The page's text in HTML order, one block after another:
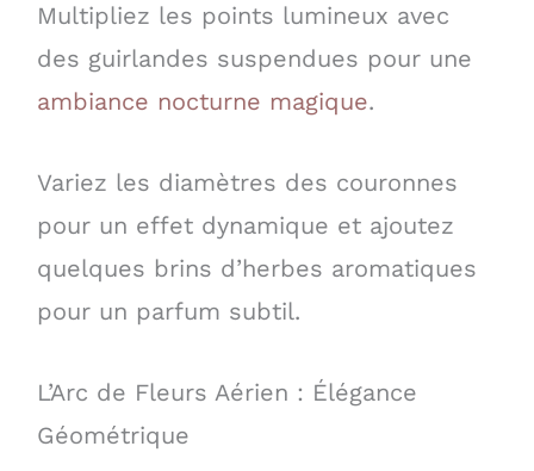
Multipliez les points lumineux avec
des guirlandes suspendues pour une
ambiance nocturne magique.
Variez les diamètres des couronnes
pour un effet dynamique et ajoutez
quelques brins d’herbes aromatiques
pour un parfum subtil.
L’Arc de Fleurs Aérien : Élégance
Géométrique